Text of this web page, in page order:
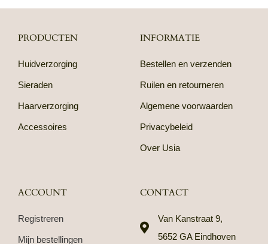
PRODUCTEN
Huidverzorging
Sieraden
Haarverzorging
Accessoires
INFORMATIE
Bestellen en verzenden
Ruilen en retourneren
Algemene voorwaarden
Privacybeleid
Over Usia
ACCOUNT
Registreren
Mijn bestellingen
CONTACT
Van Kanstraat 9,
5652 GA Eindhoven